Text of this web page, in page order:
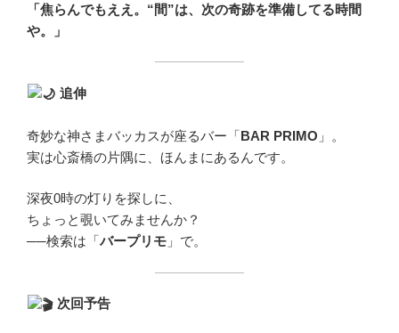
「焦らんでもええ。“間”は、次の奇跡を準備してる時間
や。」
追伸
奇妙な神さまバッカスが座るバー「BAR PRIMO 」。
実は心斎橋の片隅に、ほんまにあるんです。
深夜0時の灯りを探しに、
ちょっと覗いてみませんか？
──検索は「バープリモ 」で。
次回予告